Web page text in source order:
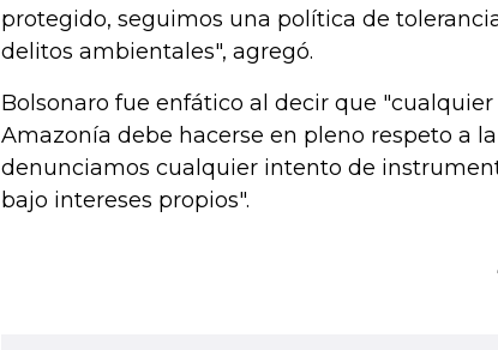
protegido, seguimos una política de
delitos ambientales", agregó.
Bolsonaro fue enfático al decir que
Amazonía debe hacerse en pleno respeto a
denunciamos cualquier intento de
bajo intereses propios".